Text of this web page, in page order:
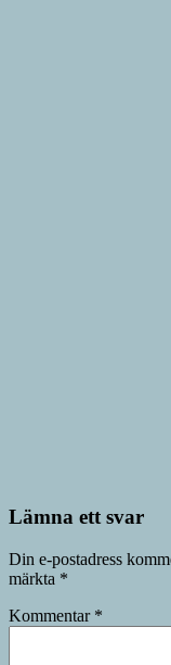
Lämna ett svar
Din e-postadress
märkta *
Kommentar *